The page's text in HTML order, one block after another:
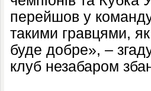
перейшов у
такими гравцями,
буде добре», –
клуб незабаром